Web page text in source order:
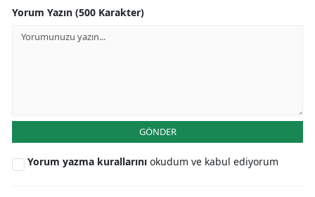
Yorum Yazın (500 Karakter)
GÖNDER
Yorum yazma kurallarını okudum ve kabul ediyorum